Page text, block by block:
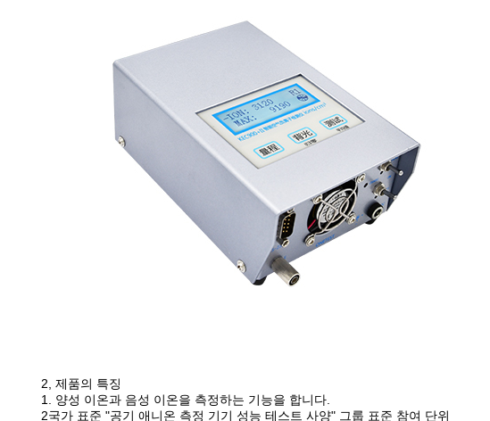
2, 제품의 특징
1. 양성 이온과 음성 이온을 측정하는 기능을 합니다.
2국가 표준 "공기 애니온 측정 기기 성능 테스트 사양" 그룹 표준 참여 단위